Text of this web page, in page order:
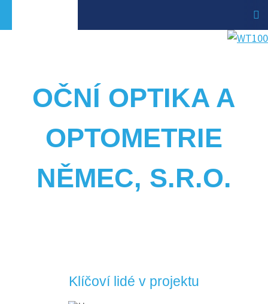
OČNÍ OPTIKA A
OPTOMETRIE
NĚMEC, S.R.O.
Klíčoví lidé v projektu